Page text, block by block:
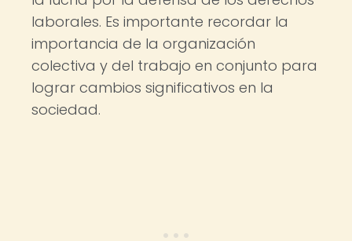
laborales. Es importante recordar la
importancia de la organización
colectiva y del trabajo en conjunto para
lograr cambios significativos en la
sociedad.